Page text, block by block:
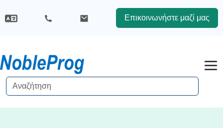
Επικοινωνήστε μαζί μας